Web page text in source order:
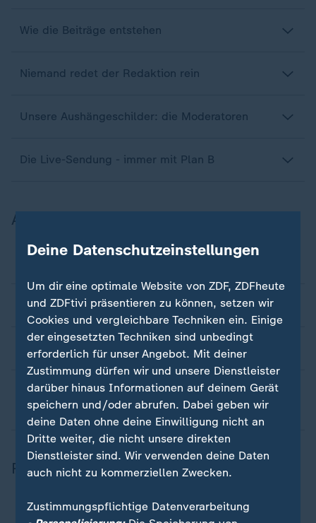
Wie die Beiträge entstehen
Niemand redet der Redaktion rein
Unsere Aushängeschilder: die Moderatoren
Die Live-Sendung - immer mit Plan B
Aufsicht und Grundsätze
Wird das ZDF nicht von Politikern kontrolliert?
Hat der Fernsehrat Einfluss auf das Programm?
Was sind die Grundsätze der ZDF-
Berichterstattung?
Redaktionelle Entscheidungsprozesse
Gibt es Vorgaben, wie berichtet werden soll?
Deine Datenschutzeinstellungen
Um dir eine optimale Website von ZDF, ZDFheute
und ZDFtivi präsentieren zu können, setzen wir
Cookies und vergleichbare Techniken ein. Einige
der eingesetzten Techniken sind unbedingt
erforderlich für unser Angebot. Mit deiner
Zustimmung dürfen wir und unsere Dienstleister
darüber hinaus Informationen auf deinem Gerät
speichern und/oder abrufen. Dabei geben wir
deine Daten ohne deine Einwilligung nicht an
Dritte weiter, die nicht unsere direkten
Dienstleister sind. Wir verwenden deine Daten
auch nicht zu kommerziellen Zwecken.
Zustimmungspflichtige Datenverarbeitung